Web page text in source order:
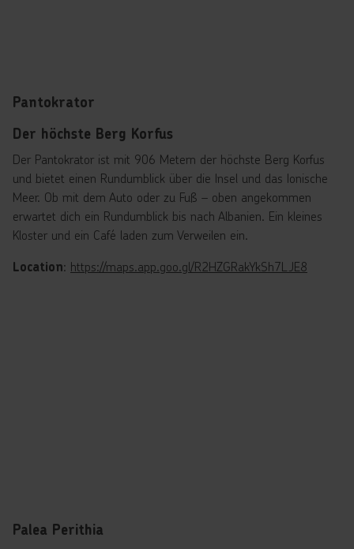
Pantokrator
Der höchste Berg Korfus
Der Pantokrator ist mit 906 Metern der höchste Berg Korfus
und bietet einen Rundumblick über die Insel und das Ionische
Meer. Ob mit dem Auto oder zu Fuß – oben angekommen
erwartet dich ein Rundumblick bis nach Albanien. Ein kleines
Kloster und ein Café laden zum Verweilen ein.
Location: https://maps.app.goo.gl/R2HZGRakYkSh7LJE8
Palea Perithia